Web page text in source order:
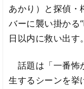
あかり）と探偵・
バーに襲い掛かる
日以内に救い出す。
話題は「一番怖
生するシーンを挙